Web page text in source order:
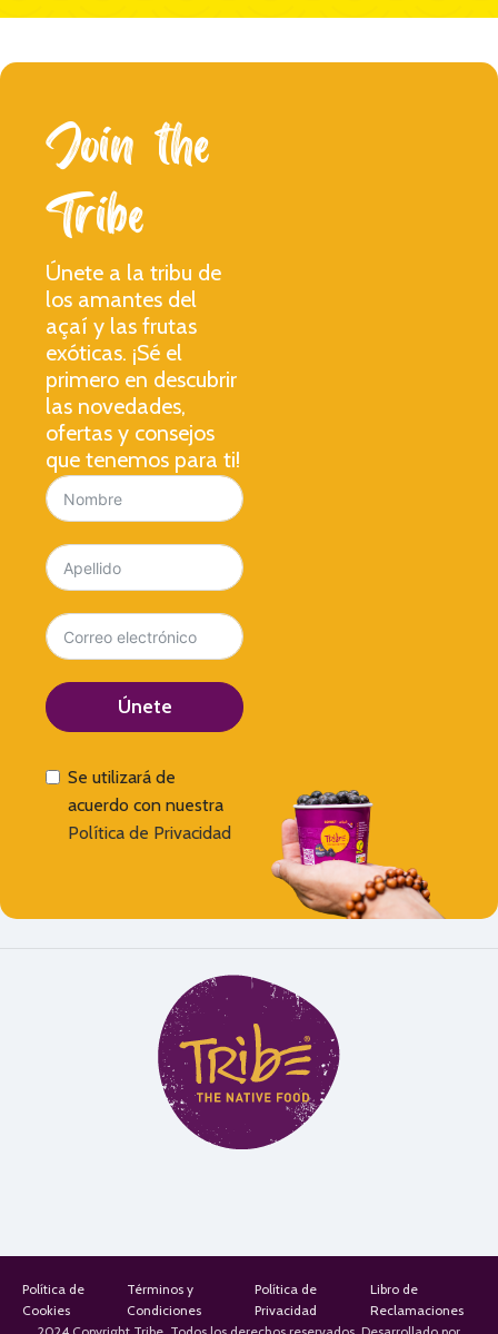
Join the
Tribe
Únete a la tribu de
los amantes del
açaí y las frutas
exóticas. ¡Sé el
primero en descubrir
las novedades,
ofertas y consejos
que tenemos para ti!
Únete
Se utilizará de
acuerdo con nuestra
Política de Privacidad
Política de
Cookies
Términos y
Condiciones
Política de
Privacidad
Libro de
Reclamaciones